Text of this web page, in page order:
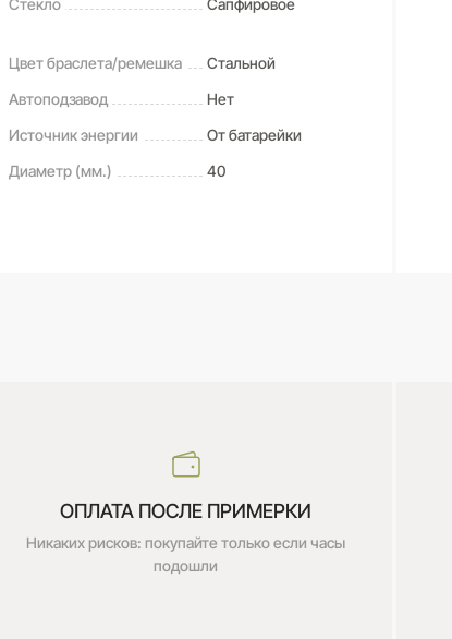
Стекло
Сапфировое
Цвет браслета/ремешка
Стальной
Автоподзавод
Нет
Источник энергии
От батарейки
Диаметр (мм.) 40
ОПЛАТА ПОСЛЕ ПРИМЕРКИ
Никаких рисков: покупайте только если часы
подошли